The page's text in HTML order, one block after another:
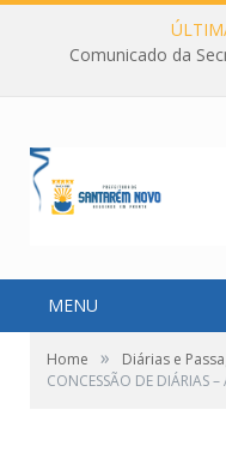
Comunicado da
MENU
Home » Diárias e
CONCESSÃO DE DIÁRIAS